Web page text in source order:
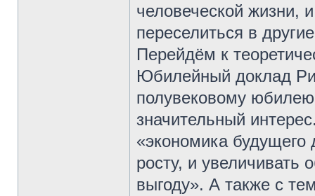
человеческой жизни,
переселиться в
Перейдём к
Юбилейный доклад
полувековому юбилею
значительный
«экономика будущего
росту, и увеличивать
выгоду». А также с